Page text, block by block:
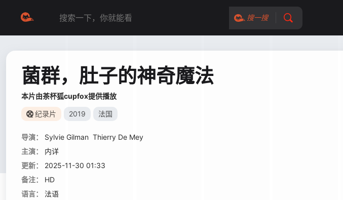
搜一搜
菌群，肚子的神奇魔法
本片由茶杯狐cupfox提供播放
纪录片 2019 法国
导演： Sylvie Gilman Thierry De Mey
主演：
内详
更新：
2025-11-30 01:33
备注：
HD
语言：
法语